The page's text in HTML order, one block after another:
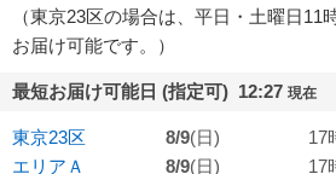
（東京23区の場合は、平日・土曜日11
お届け可能です。）
最短お届け可能日 (指定可) 12:27 現在
東京23区 8/9(日)
17
エリアＡ
8/9(日)
17